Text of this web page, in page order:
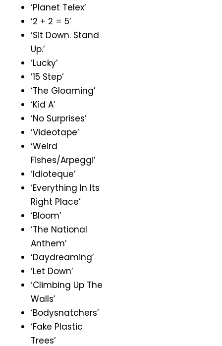
‘Planet Telex’
‘2 + 2 = 5’
‘Sit Down. Stand
Up.’
‘Lucky’
’15 Step’
‘The Gloaming’
‘Kid A’
‘No Surprises’
‘Videotape’
‘Weird
Fishes/Arpeggi’
‘Idioteque’
‘Everything In Its
Right Place’
‘Bloom’
‘The National
Anthem’
‘Daydreaming’
‘Let Down’
‘Climbing Up The
Walls’
‘Bodysnatchers’
‘Fake Plastic
Trees’